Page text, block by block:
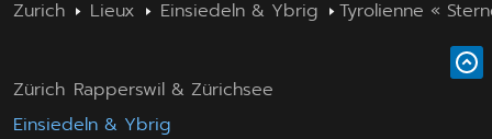
Zurich Lieux Einsiedeln & Ybrig Tyrolienne «
Zürich Rapperswil & Zürichsee
Einsiedeln & Ybrig